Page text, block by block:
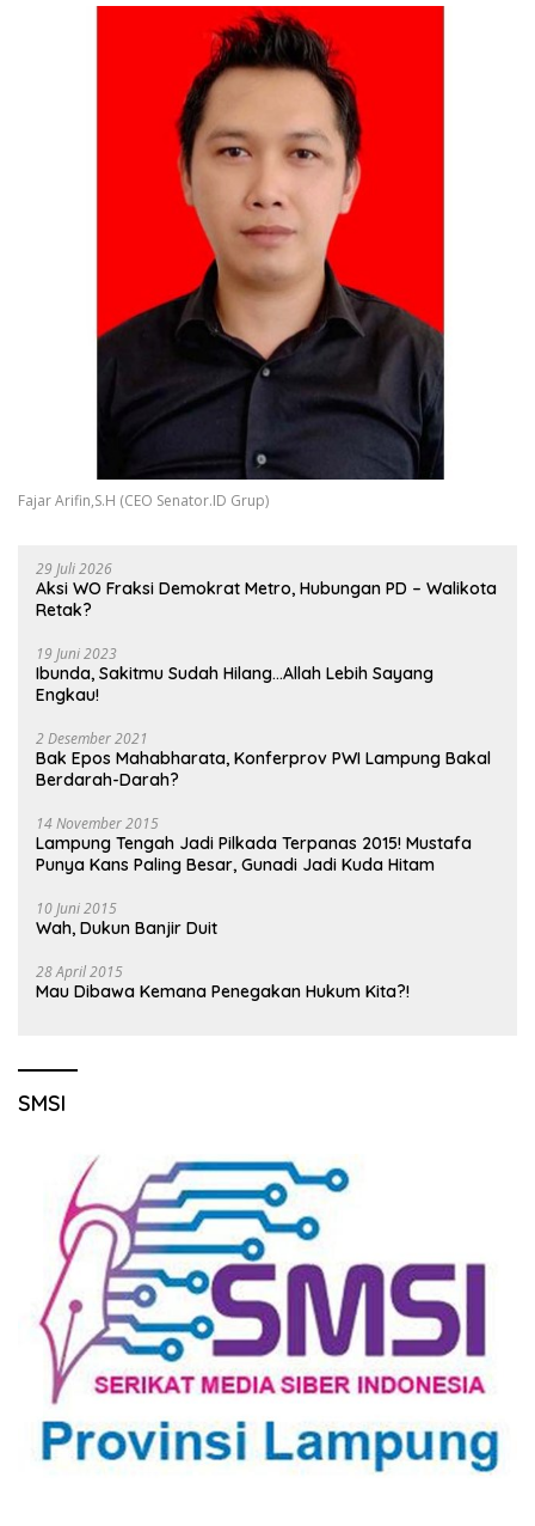
Fajar Arifin,S.H (CEO Senator.ID Grup)
29 Juli 2026
Aksi WO Fraksi Demokrat Metro, Hubungan PD – Walikota
Retak?
19 Juni 2023
Ibunda, Sakitmu Sudah Hilang…Allah Lebih Sayang
Engkau!
2 Desember 2021
Bak Epos Mahabharata, Konferprov PWI Lampung Bakal
Berdarah-Darah?
14 November 2015
Lampung Tengah Jadi Pilkada Terpanas 2015! Mustafa
Punya Kans Paling Besar, Gunadi Jadi Kuda Hitam
10 Juni 2015
Wah, Dukun Banjir Duit
28 April 2015
Mau Dibawa Kemana Penegakan Hukum Kita?!
SMSI